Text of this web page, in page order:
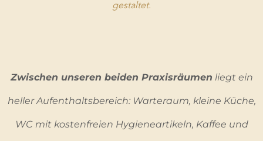
gestaltet.
Zwischen unseren beiden Praxisräumen liegt ein
heller Aufenthaltsbereich: Warteraum, kleine Küche,
WC mit kostenfreien Hygieneartikeln, Kaffee und